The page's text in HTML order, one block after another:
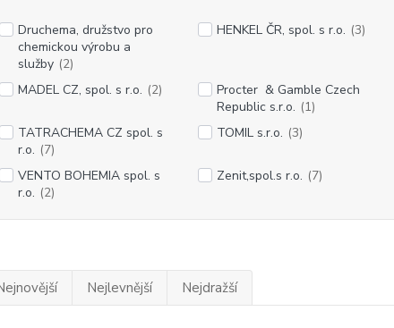
Druchema, družstvo pro
chemickou výrobu a
služby (2)
HENKEL ČR, spol. s r.o. (3)
MADEL CZ, spol. s r.o. (2)
Procter & Gamble Czech
Republic s.r.o. (1)
TATRACHEMA CZ spol. s
r.o. (7)
TOMIL s.r.o. (3)
VENTO BOHEMIA spol. s
r.o. (2)
Zenit,spol.s r.o. (7)
Nejlevnější Nejdražší